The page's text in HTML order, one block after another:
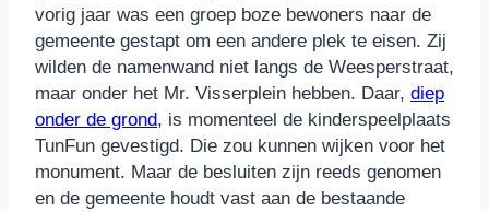
vorig jaar was een groep boze bewoners naar de
gemeente gestapt om een andere plek te eisen. Zij
wilden de namenwand niet langs de Weesperstraat,
maar onder het Mr. Visserplein hebben. Daar, diep
onder de grond, is momenteel de kinderspeelplaats
TunFun gevestigd. Die zou kunnen wijken voor het
monument. Maar de besluiten zijn reeds genomen
en de gemeente houdt vast aan de bestaande